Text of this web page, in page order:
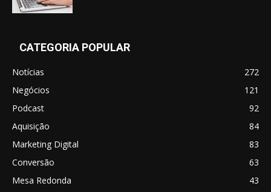
CATEGORIA POPULAR
Notícias
272
Negócios
121
Podcast
92
Aquisição
84
Marketing Digital
83
Conversão
63
Mesa Redonda
43